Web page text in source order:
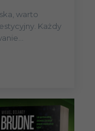
warto
Każdy